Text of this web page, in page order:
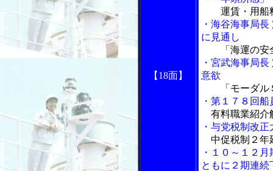
【18面】
運賃・用船料
・海谷海事局
に見通し
「海運の安
・宮武海事局
意欲
「モーダル
・第１７８回
有料職業紹介
・与党税制改
中促税制２年
・１０～１２
ともに２期連続